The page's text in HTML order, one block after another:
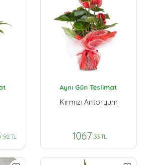
,92 TL
Aynı Gün Teslimat
Kırmızı Antoryum
1067 ,33 TL